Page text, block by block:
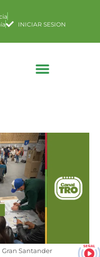
INICIAR SESION
Santander